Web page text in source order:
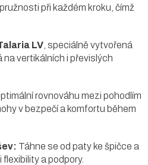
při každém kroku, čímž
LV , speciálně vytvořená
na vertikálních i převislých
rovnováhu mezi pohodlím
v bezpečí a komfortu během
Táhne se od paty ke špičce a
a podpory.